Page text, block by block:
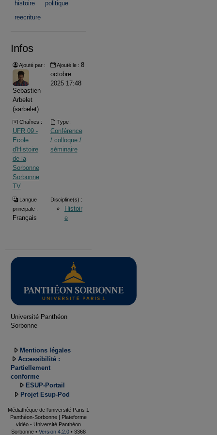
histoire
politique
reecriture
Infos
Ajouté par :
Sebastien
Arbelet
(sarbelet)
Ajouté le : 8
octobre
2025 17:48
Chaînes :
UFR 09 -
Ecole
d'Histoire
de la
Sorbonne
Sorbonne
TV
Type :
Conférence
/ colloque /
séminaire
Langue
principale :
Français
Discipline(s) :
Histoir
e
Université Panthéon
Sorbonne
Mentions légales
Accessibilité :
Partiellement
conforme
ESUP-Portail
Projet Esup-Pod
Médiathèque de l'université Paris 1
Panthéon-Sorbonne | Plateforme
vidéo - Université Panthéon
Sorbonne • Version 4.2.0 • 3368